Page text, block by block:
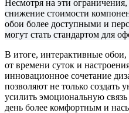
Несмотря на эти
снижение стоимости
обои более доступными и
могут стать стандартом для
В итоге, интерактивные
от времени суток и
инновационное сочетание
позволяют не только создать
усилить эмоциональную
день более комфортным и